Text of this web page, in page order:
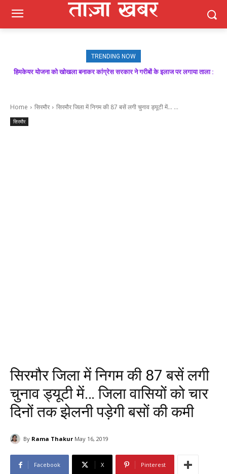
TRENDING NOW
हिमकेयर योजना को खोखला बनाकर कांग्रेस सरकार ने गरीबों के इलाज पर लगाया ताला :
Home सिरमौर सिरमौर जिला में निगम की 87 बसें लगी चुनाव ड्यूटी में... ...
सिरमौर
सिरमौर जिला में निगम की 87 बसें लगी
चुनाव ड्यूटी में… जिला वासियों को चार
दिनों तक झेलनी पड़ेगी बसों की कमी
By Rama Thakur May 16, 2019
Facebook X Pinterest